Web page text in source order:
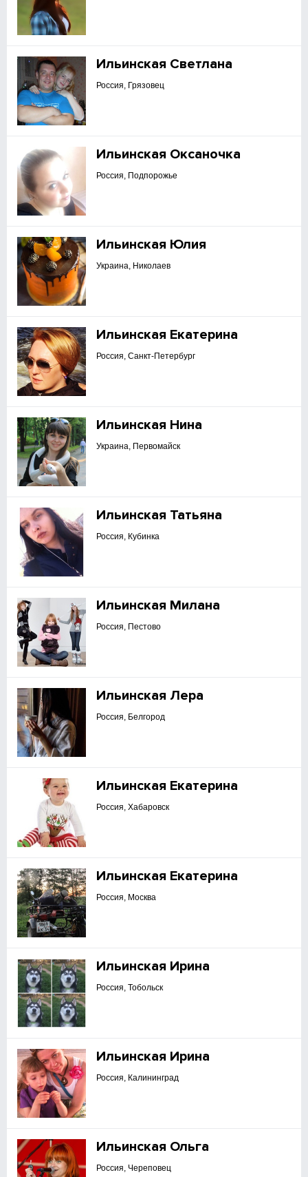
Ильинская Светлана
Россия, Грязовец
Ильинская Оксаночка
Россия, Подпорожье
Ильинская Юлия
Украина, Николаев
Ильинская Екатерина
Россия, Санкт-Петербург
Ильинская Нина
Украина, Первомайск
Ильинская Татьяна
Россия, Кубинка
Ильинская Милана
Россия, Пестово
Ильинская Лера
Россия, Белгород
Ильинская Екатерина
Россия, Хабаровск
Ильинская Екатерина
Россия, Москва
Ильинская Ирина
Россия, Тобольск
Ильинская Ирина
Россия, Калининград
Ильинская Ольга
Россия, Череповец